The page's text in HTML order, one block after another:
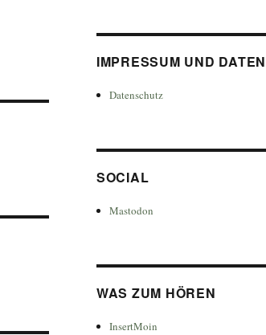
IMPRESSUM UND
Datenschutz
SOCIAL
Mastodon
WAS ZUM HÖREN
InsertMoin